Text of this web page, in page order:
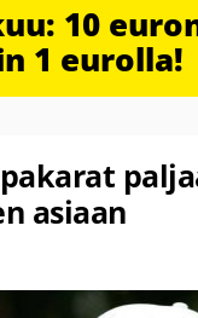
10
1 eurolla!
asiaan